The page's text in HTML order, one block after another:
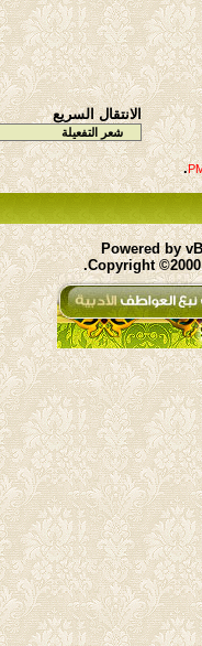
الانتقال السريع
.
Powered by
Copyright